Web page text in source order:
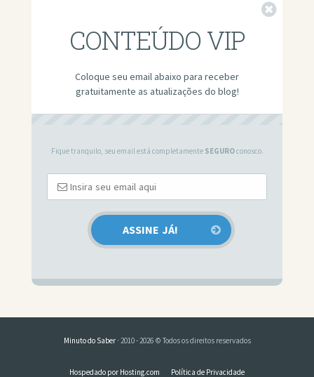
CONTEÚDO VIP
Coloque seu email abaixo para receber
gratuitamente as atualizações do blog!
Fique tranquilo, seu email está completamente SEGUROconosco.
Minuto do Saber· 2010 - 2026 © Todos os direitos reservados
Hospedado por Hosting.com Política de Privacidade